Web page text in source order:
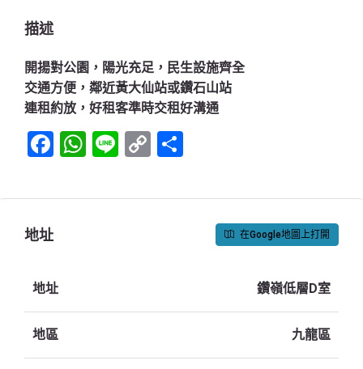
描述
開揚對公園，陽光充足，民生設施齊全
交通方便，鄰近黃大仙站或鑽石山站
連租約放，好租客準時交租好溝通
Facebook
WhatsApp
LineCopy
地址 在Google地圖上打開
地址 鑽嶺低層D室
地區 九龍區